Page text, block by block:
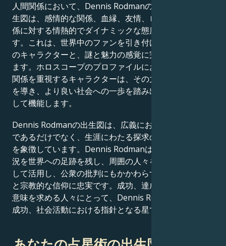
人間関係において、Dennis Rodmanの金星と火星の出
生図は、感情的な関係、血縁、友情、ロマンチックな関
係に対する情熱的でダイナミックな態度を示していま
す。これは、世界中のファンを引き付けるスクリーン上
のキャラクターと、謎と魅力の感覚に完璧に合致してい
ます。ホロスコープのプロファイルにおいて、深い人間
関係を重視するキャラクターは、その力を活用して他者
を導き、より良い社会への一歩を踏み出すための手段と
して機能します。
Dennis Rodmanの出生図は、広義において、単に有名
であるだけでなく、生涯にわたる探求の旅を続ける人間
を象徴しています。Dennis Rodmanは、それぞれの状
況を世界への足跡を残し、周囲の人々を鼓舞する手段と
して活用し、公衆の批判にもかかわらず、道徳的な信念
と宗教的な信仰に忠実です。成功、達成、そして人生の
意味を求める人々にとって、Dennis Rodmanは仕事、
成功、社会活動における指針となる星です。